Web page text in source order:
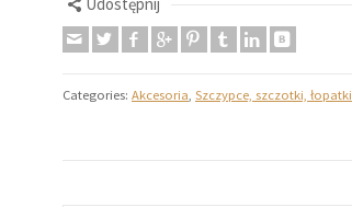
Categories: Akcesoria, Szczypce, szczotki, łopatki